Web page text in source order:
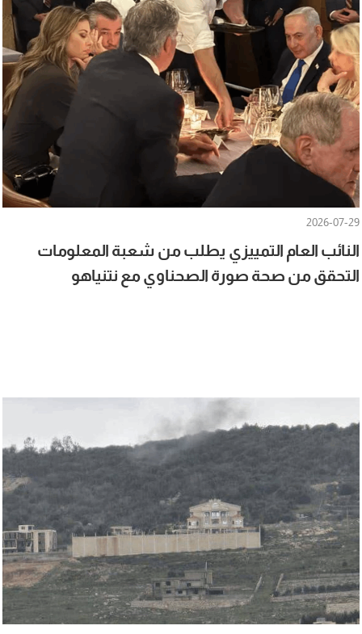
2026-07-29
النائب العام التمييزي يطلب من شعبة المعلومات
التحقق من صحة صورة الصحناوي مع نتنياهو